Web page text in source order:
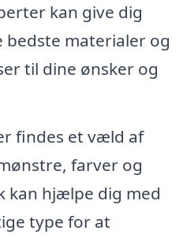
kan give dig
bedste materialer og
til dine ønsker og
findes et væld af
farver og
kan hjælpe dig med
type for at